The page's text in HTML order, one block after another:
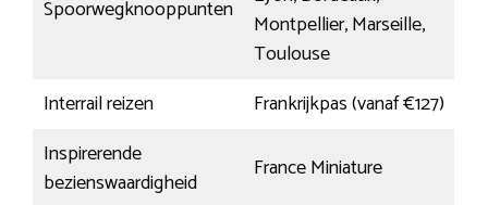
Spoorwegknooppunten
Montpellier, Marseille,
Toulouse
Interrail reizen
Frankrijkpas (vanaf €127)
Inspirerende
bezienswaardigheid
France Miniature